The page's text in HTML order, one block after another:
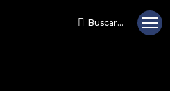
Search:
Buscar...